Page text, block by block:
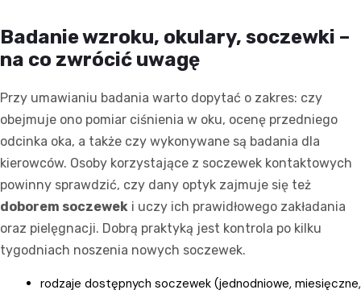
Badanie wzroku, okulary, soczewki –
na co zwrócić uwagę
Przy umawianiu badania warto dopytać o zakres: czy
obejmuje ono pomiar ciśnienia w oku, ocenę przedniego
odcinka oka, a także czy wykonywane są badania dla
kierowców. Osoby korzystające z soczewek kontaktowych
powinny sprawdzić, czy dany optyk zajmuje się też
doborem soczewek i uczy ich prawidłowego zakładania
oraz pielęgnacji. Dobrą praktyką jest kontrola po kilku
tygodniach noszenia nowych soczewek.
rodzaje dostępnych soczewek (jednodniowe, miesięczne,